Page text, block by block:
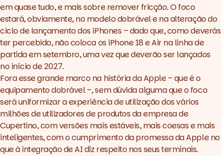
em quase tudo, e mais sobre remover fricção. O foco
estará, obviamente, no modelo dobrável e na alteração do
ciclo de lançamento dos iPhones – dado que, como deverás
ter percebido, não coloca os iPhone 18 e Air na linha de
partida em setembro, uma vez que deverão ser lançados
no início de 2027.
Fora esse grande marco na história da Apple – que é o
equipamento dobrável –, sem dúvida alguma que o foco
será uniformizar a experiência de utilização dos vários
milhões de utilizadores de produtos da empresa de
Cupertino, com versões mais estáveis, mais coesas e mais
inteligentes, com o cumprimento da promessa da Apple no
que à integração de AI diz respeito nos seus terminais.